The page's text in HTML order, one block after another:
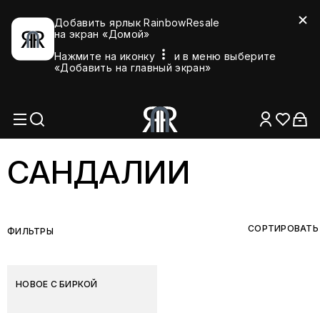
Добавить ярлык RainbowResale
на экран «Домой»
Нажмите на иконку
и в меню выберите
«Добавить на главный экран»
САНДАЛИИ
ФИЛЬТРЫ СОРТИРОВАТЬ
НОВОЕ С БИРКОЙ